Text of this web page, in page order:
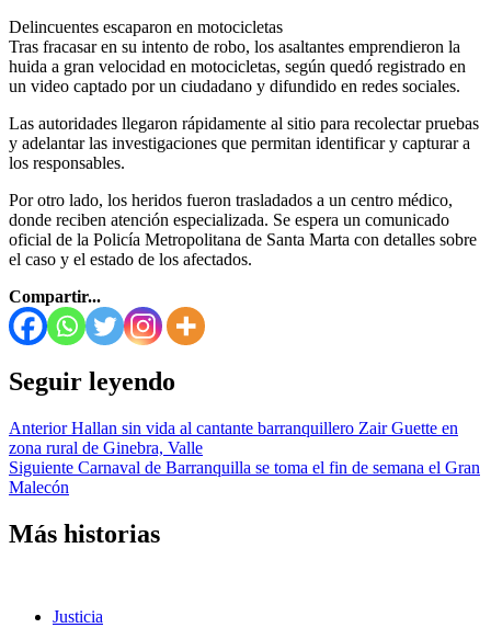
Delincuentes escaparon en motocicletas
Tras fracasar en su intento de robo, los asaltantes emprendieron la
huida a gran velocidad en motocicletas, según quedó registrado en
un video captado por un ciudadano y difundido en redes sociales.
Las autoridades llegaron rápidamente al sitio para recolectar pruebas
y adelantar las investigaciones que permitan identificar y capturar a
los responsables.
Por otro lado, los heridos fueron trasladados a un centro médico,
donde reciben atención especializada. Se espera un comunicado
oficial de la Policía Metropolitana de Santa Marta con detalles sobre
el caso y el estado de los afectados.
Compartir...
Seguir leyendo
AnteriorHallan sin vida al cantante barranquillero Zair Guette en
zona rural de Ginebra, Valle
Siguiente Carnaval de Barranquilla se toma el fin de semana el Gran
Malecón
Más historias
Justicia